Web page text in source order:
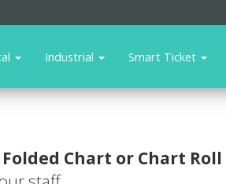
Industrial Smart Ticket
Folded Chart or Chart Roll